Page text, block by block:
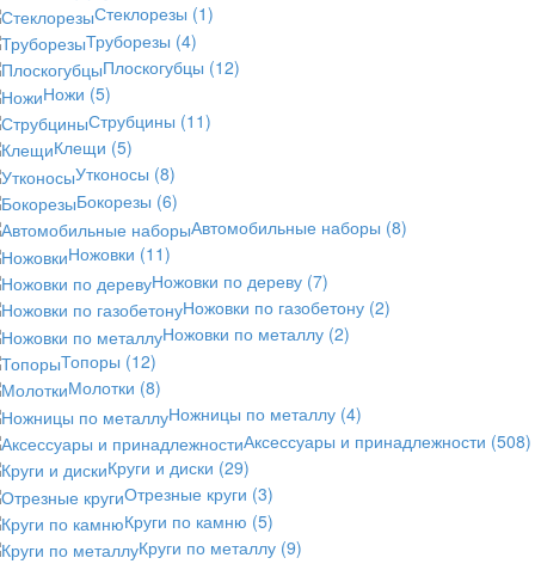
Стеклорезы (1)
Труборезы (4)
Плоскогубцы (12)
Ножи (5)
Струбцины (11)
Клещи (5)
Утконосы (8)
Бокорезы (6)
Автомобильные наборы (8)
Ножовки (11)
Ножовки по дереву (7)
Ножовки по газобетону (2)
Ножовки по металлу (2)
Топоры (12)
Молотки (8)
Ножницы по металлу (4)
Аксессуары и принадлежности (508)
Круги и диски (29)
Отрезные круги (3)
Круги по камню (5)
Круги по металлу (9)